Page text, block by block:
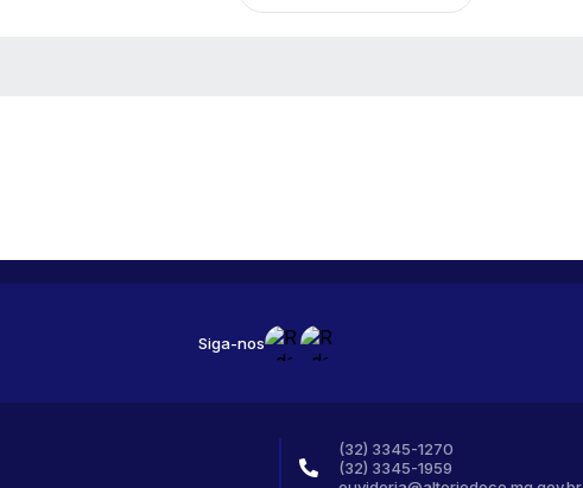
(32) 3345-1270
(32) 3345-1959
Siga-nos